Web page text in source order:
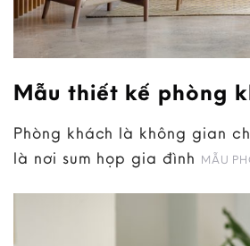
Mẫu thiết kế phòng
Phòng khách là không gian
là nơi sum họp gia đình MẪU